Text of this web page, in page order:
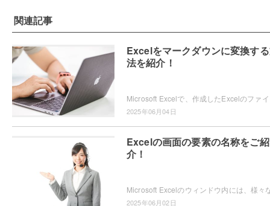
関連記事
Excelをマークダウンに変換す
法を紹介！
2025年06月04日
Excelの画面の要素の名称をご紹
介！
2025年06月02日